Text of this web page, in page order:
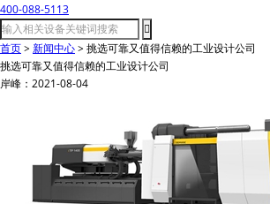
400-088-5113
首页> 新闻中心> 挑选可靠又值得信赖的工业设计公司
挑选可靠又值得信赖的工业设计公司
岸峰：2021-08-04